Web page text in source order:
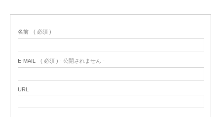
名前 ( 必須 )
E-MAIL ( 必須 ) - 公開されません -
URL